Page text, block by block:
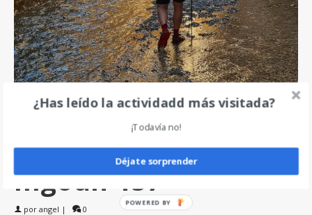
mgoun-157
por angel | 0
¿Has leído la actividadd más visitada?
¡Todavía no!
Déjate sorprender
POWERED BY